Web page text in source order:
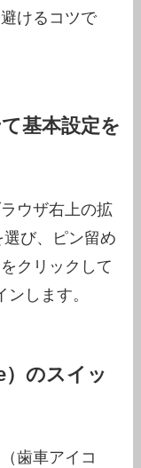
けるコツで
基本設定を
ウザ右上の拡
び、ピン留め
クリックして
します。
のスイッ
歯車アイコ